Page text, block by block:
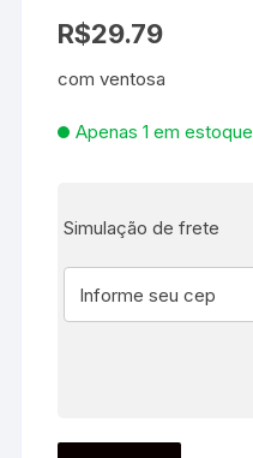
R$29.79
com ventosa
Apenas 1 em estoque
Simulação de frete